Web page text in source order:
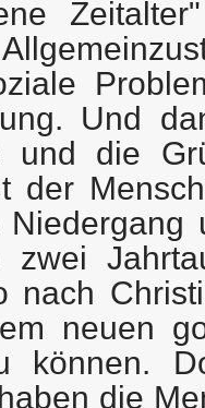
Und
und die
der
zwei
nach
neuen
können.
die